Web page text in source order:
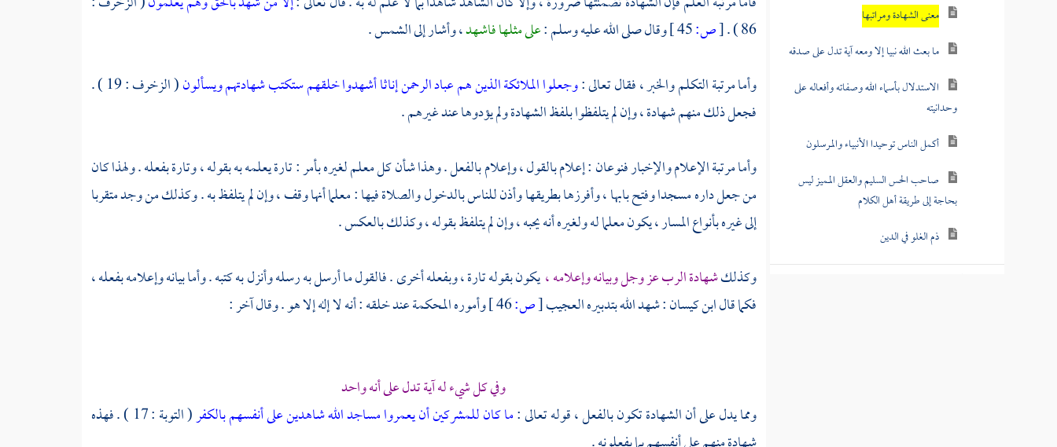
معنى الشهادة ومراتبها
ما بعث الله نبيا إلا ومعه آية تدل على صدقه
الاستدلال بأسماء الله وصفاته وأفعاله على
وحدانيته
أكمل الناس توحيدا الأنبياء والمرسلون
صاحب الحس السليم والعقل المميز ليس
بحاجة إلى طريقة أهل الكلام
ذم الغلو في الدين
86 ) .
[ص: وقال صلى الله عليه وسلم :على مثلها فاشهد، وأشار إلى الشمس .
وأما مرتبة التكلم والخبر ، فقال تعالى :وجعلوا الملائكة الذين هم عباد الرحمن إناثا أشهدوا خلقهم ستكتب شهادتهم ويسألون
( الزخرف : 19 ) .
فجعل ذلك منهم شهادة ، وإن لم يتلفظوا بلفظ الشهادة ولم يؤدوها عند غيرهم .
وأما مرتبة الإعلام والإخبار فنوعان : إعلام بالقول ، وإعلام بالفعل . وهذا شأن كل معلم لغيره بأمر : تارة يعلمه به بقوله ، وتارة بفعله . ولهذا كان
من جعل داره مسجدا وفتح بابها ، وأفرزها بطريقها وأذن للناس بالدخول والصلاة فيها : معلما أنها وقف ، وإن لم يتلفظ به . وكذلك من وجد متقربا
إلى غيره بأنواع المسار ، يكون معلما له ولغيره أنه يحبه ، وإن لم يتلفظ بقوله ، وكذلك بالعكس .
وكذلكشهادة الرب عز وجل وبيانه وإعلامه ،يكون بقوله تارة ، وبفعله أخرى . فالقول ما أرسل به رسله وأنزل به كتبه . وأما بيانه وإعلامه بفعله ،
فكما قالابن كيسان: شهد الله بتدبيره العجيب[ص: وأموره المحكمة عند خلقه : أنه لا إله إلا هو . وقال آخر :
وفي كل شيء له آية تدل على أنه واحد
ومما يدل على أن الشهادة تكون بالفعل ، قوله تعالى :ما كان للمشركين أن يعمروا مساجد الله شاهدين على أنفسهم بالكفر
( التوبة : 17 ) . فهذه